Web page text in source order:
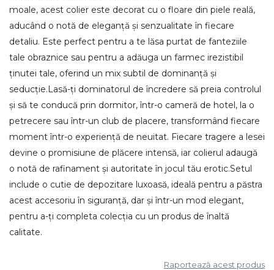
moale, acest colier este decorat cu o floare din piele reală,
aducând o notă de eleganță și senzualitate în fiecare
detaliu. Este perfect pentru a te lăsa purtat de fanteziile
tale obraznice sau pentru a adăuga un farmec irezistibil
ținutei tale, oferind un mix subtil de dominanță și
seducție.Lasă-ți dominatorul de încredere să preia controlul
și să te conducă prin dormitor, într-o cameră de hotel, la o
petrecere sau într-un club de placere, transformând fiecare
moment într-o experiență de neuitat. Fiecare tragere a lesei
devine o promisiune de plăcere intensă, iar colierul adaugă
o notă de rafinament și autoritate în jocul tău erotic.Setul
include o cutie de depozitare luxoasă, ideală pentru a păstra
acest accesoriu în siguranță, dar și într-un mod elegant,
pentru a-ți completa colecția cu un produs de înaltă
calitate.
Raportează acest produs